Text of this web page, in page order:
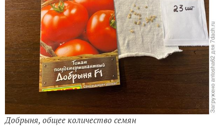
Добрыня, общее количество семян